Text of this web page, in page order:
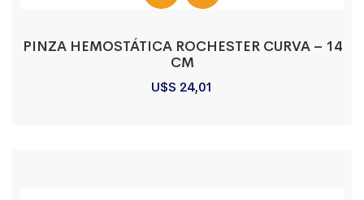
PINZA HEMOSTÁTICA ROCHESTER CURVA – 14
CM
U$S 24,01